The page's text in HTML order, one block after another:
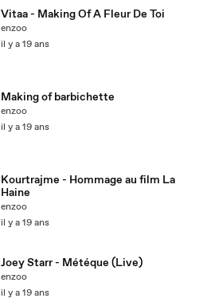
Vitaa - Making Of A Fleur De Toi
enzoo
il y a 19 ans
Making of barbichette
enzoo
il y a 19 ans
Kourtrajme - Hommage au film La
Haine
enzoo
il y a 19 ans
Joey Starr - Météque (Live)
enzoo
il y a 19 ans